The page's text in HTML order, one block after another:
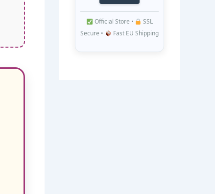
Official Store •
SSL
Secure •
Fast EU Shipping